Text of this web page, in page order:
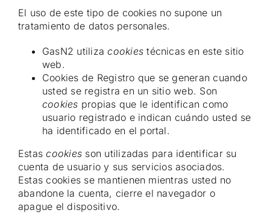
El uso de este tipo de cookies no supone un
tratamiento de datos personales.
GasN2 utilizacookies técnicas en este sitio
web.
Cookies de Registro que se generan cuando
usted se registra en un sitio web. Son
cookies propias que le identifican como
usuario registrado e indican cuándo usted se
ha identificado en el portal.
Estascookies son utilizadas para identificar su
cuenta de usuario y sus servicios asociados.
Estas cookies se mantienen mientras usted no
abandone la cuenta, cierre el navegador o
apague el dispositivo.